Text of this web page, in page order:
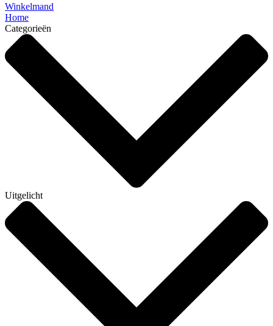
Winkelmand
Home
Categorieën
Uitgelicht